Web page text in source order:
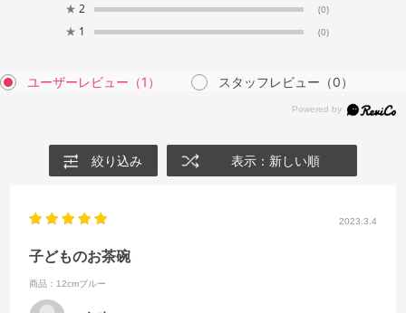
★ 2 (0)
★ 1 (0)
ユーザーレビュー （1） スタッフレビュー （0）
絞り込み 表示：新しい順
2023.3.4
子どものお茶碗
商品：12cmブルー